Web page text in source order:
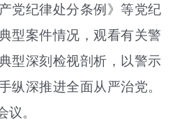
党纪律处分条例》等党纪
型案件情况，观看有关警
型深刻检视剖析，以警示
纵深推进全面从严治党。
议。